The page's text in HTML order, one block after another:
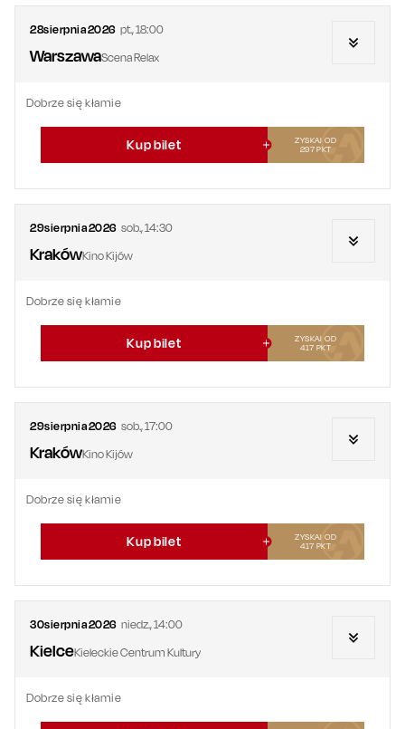
28sierpnia2026 pt.,18:00
WarszawaScena Relax
Dobrze się kłamie
Kup bilet
ZYSKAJ OD
297PKT
29sierpnia2026 sob.,14:30
KrakówKino Kijów
Dobrze się kłamie
Kup bilet
ZYSKAJ OD
417 PKT
29sierpnia2026 sob.,17:00
KrakówKino Kijów
Dobrze się kłamie
Kup bilet
ZYSKAJ OD
417 PKT
30sierpnia2026 niedz.,14:00
KielceKieleckie Centrum Kultury
Dobrze się kłamie